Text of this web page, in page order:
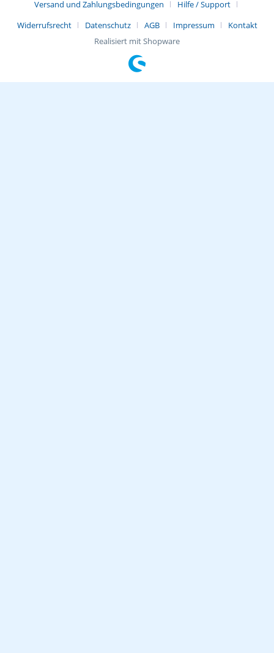
Versand und Zahlungsbedingungen
Hilfe / Support
Widerrufsrecht
Datenschutz AGB Impressum
Kontakt
Realisiert mit Shopware